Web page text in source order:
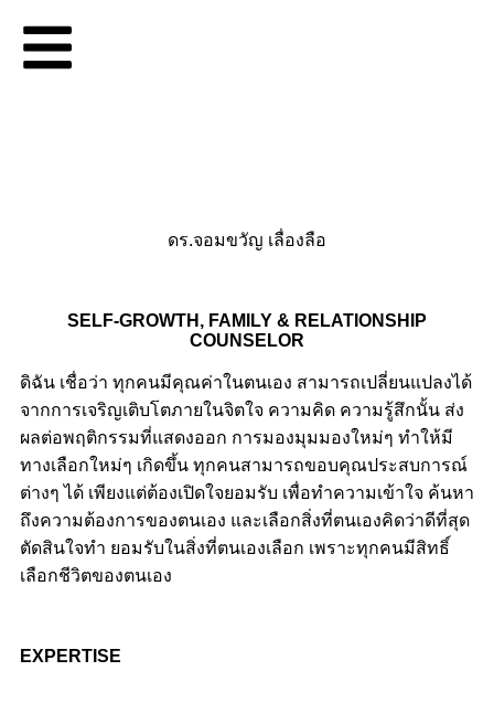
ดร.จอมขวัญ เลื่องลือ
SELF-GROWTH, FAMILY & RELATIONSHIP
COUNSELOR
ดิฉัน เชื่อว่า ทุกคนมีคุณค่าในตนเอง สามารถเปลี่ยนแปลงได้
จากการเจริญเติบโตภายในจิตใจ ความคิด ความรู้สึกนั้น ส่ง
ผลต่อพฤติกรรมที่แสดงออก การมองมุมมองใหม่ๆ ทำให้มี
ทางเลือกใหม่ๆ เกิดขึ้น ทุกคนสามารถขอบคุณประสบการณ์
ต่างๆ ได้ เพียงแต่ต้องเปิดใจยอมรับ เพื่อทำความเข้าใจ ค้นหา
ถึงความต้องการของตนเอง และเลือกสิ่งที่ตนเองคิดว่าดีที่สุด
ตัดสินใจทำ ยอมรับในสิ่งที่ตนเองเลือก เพราะทุกคนมีสิทธิ์
เลือกชีวิตของตนเอง
EXPERTISE